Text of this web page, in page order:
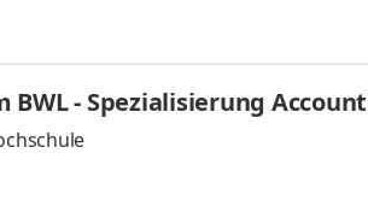
im April oder im Oktober starten
absolvierst Du bei einem
Aufnahmeprüfung startenDu
Studienberatung, Study Guides
BWL - Spezialisierung